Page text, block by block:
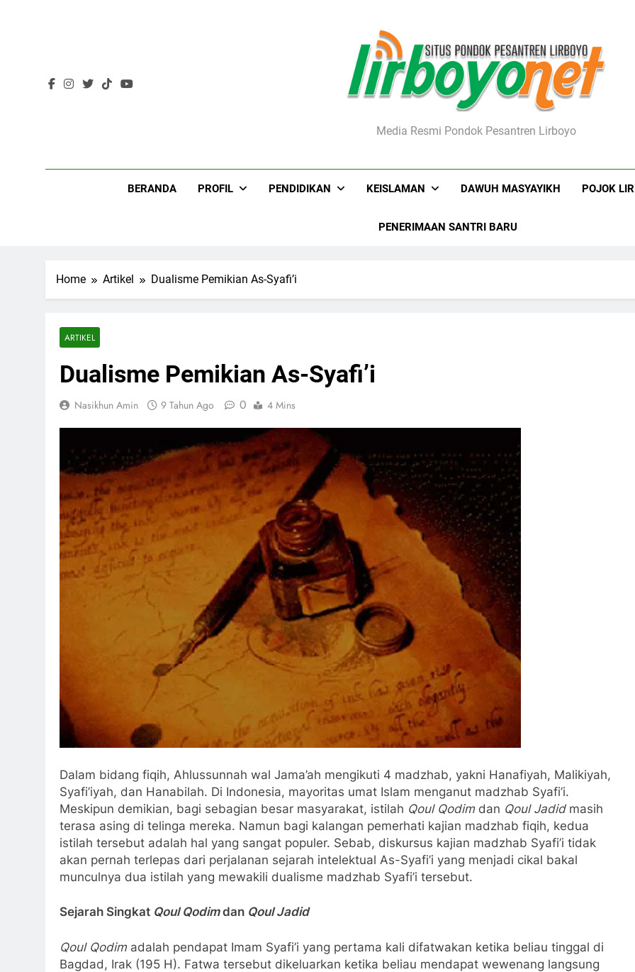
Lirboyo.netMedia Resmi Pondok Pesantren Lirboyo
BERANDA PROFIL PENDIDIKAN KEISLAMAN DAWUH MASYAYIKH POJOK
PENERIMAAN SANTRI BARU
Home Artikel Dualisme Pemikian As-Syafi’i
ARTIKEL
Dualisme Pemikian As-Syafi’i
Nasikhun Amin 9 Tahun Ago 0 4 Mins
Dalam bidang fiqih, Ahlussunnah wal Jama’ah mengikuti 4 madzhab, yakni Hanafiyah, Malikiyah,
Syafi’iyah, dan Hanabilah. Di Indonesia, mayoritas umat Islam menganut madzhab Syafi’i.
Meskipun demikian, bagi sebagian besar masyarakat, istilah Qoul Qodimdan Qoul Jadidmasih
terasa asing di telinga mereka. Namun bagi kalangan pemerhati kajian madzhab fiqih, kedua
istilah tersebut adalah hal yang sangat populer. Sebab, diskursus kajian madzhab Syafi’i tidak
akan pernah terlepas dari perjalanan sejarah intelektual As-Syafi’i yang menjadi cikal bakal
munculnya dua istilah yang mewakili dualisme madzhab Syafi’i tersebut.
Sejarah Singkat Qoul Qodimdan Qoul Jadid
Qoul Qodimadalah pendapat Imam Syafi’i yang pertama kali difatwakan ketika beliau tinggal di
Bagdad, Irak (195 H). Fatwa tersebut dikeluarkan ketika beliau mendapat wewenang langsung